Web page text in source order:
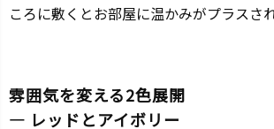
ころに敷くとお部屋に温かみがプラスされ
雰囲気を変える2色展開
— レッドとアイボリー